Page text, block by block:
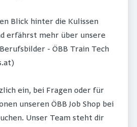
Blick hinter die Kulissen
erfährst mehr über unsere
- ÖBB Train Tech
ein, bei Fragen oder für
unseren ÖBB Job Shop bei
Unser Team steht dir